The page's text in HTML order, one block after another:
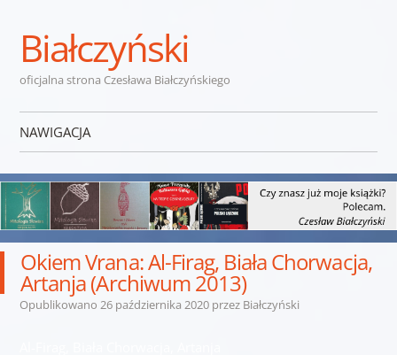
Białczyński
oficjalna strona Czesława Białczyńskiego
NAWIGACJA
Okiem Vrana: Al-Firag, Biała Chorwacja,
Artanja (Archiwum 2013)
Opublikowano 26 października 2020przez Białczyński